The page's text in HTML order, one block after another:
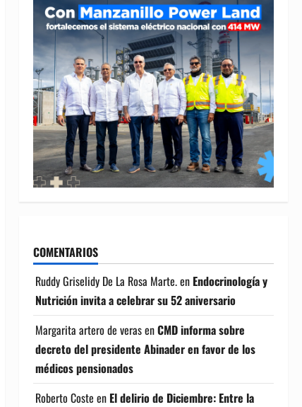
COMENTARIOS
Ruddy Griselidy De La Rosa Marte.en Endocrinología y
Nutrición invita a celebrar su 52 aniversario
Margarita artero de verasenCMD informa sobre
decreto del presidente Abinader en favor de los
médicos pensionados
Roberto Coste en El delirio de Diciembre: Entre la